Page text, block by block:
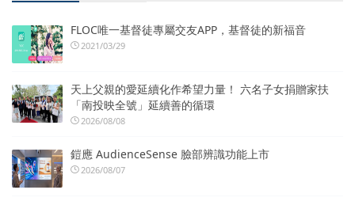
FLOC唯一基督徒專屬交友APP，基督徒的新福音
2021/03/29
天上父親的愛延續化作希望力量！ 六名子女捐贈家扶
「南投映全號」延續善的循環
2026/08/08
鎧應 AudienceSense 臉部辨識功能上市
2026/08/07